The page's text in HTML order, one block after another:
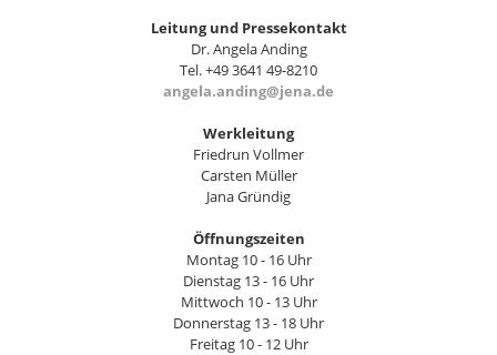
Leitung und Pressekontakt
Dr. Angela Anding
Tel. +49 3641 49-8210
angela.anding@jena.de
Werkleitung
Friedrun Vollmer
Carsten Müller
Jana Gründig
Öffnungszeiten
Montag 10 - 16 Uhr
Dienstag 13 - 16 Uhr
Mittwoch 10 - 13 Uhr
Donnerstag 13 - 18 Uhr
Freitag 10 - 12 Uhr